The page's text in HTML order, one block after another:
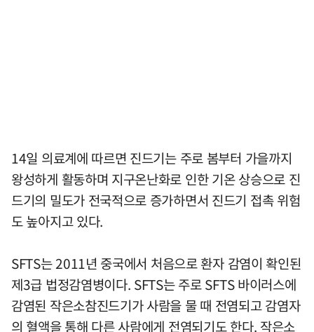
14일 의료계에 따르면 진드기는 주로 봄부터 가을까지
왕성하게 활동하며 지구온난화로 인한 기온 상승으로 진
드기의 밀도가 전국적으로 증가하면서 진드기 접촉 위험
도 높아지고 있다.
SFTS는 2011년 중국에서 처음으로 환자 감염이 확인된
제3급 법정감염병이다. SFTS는 주로 SFTS 바이러스에
감염된 작은소참진드기가 사람을 물 때 전염되고 감염자
의 혈액을 통해 다른 사람에게 전염되기도 한다. 작은소